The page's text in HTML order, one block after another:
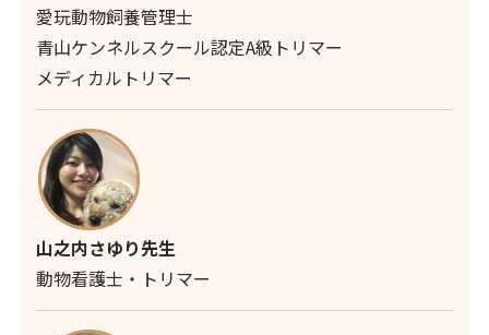
愛玩動物飼養管理士
青山ケンネルスクール認定A級トリマー
メディカルトリマー
山之内さゆり先生
動物看護士・トリマー